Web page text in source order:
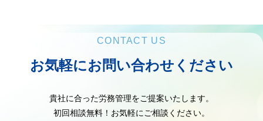
CONTACT US
お気軽にお問い合わせください
貴社に合った労務管理をご提案いたします。
初回相談無料！お気軽にご相談ください。